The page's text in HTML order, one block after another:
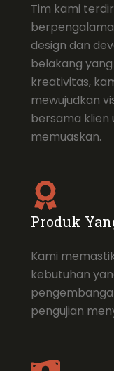
Tim kami
design dan
belakang
kreativitas,
mewujudkan
bersama klien
memuaskan.
Produk
Kami
kebutuhan
pengujian